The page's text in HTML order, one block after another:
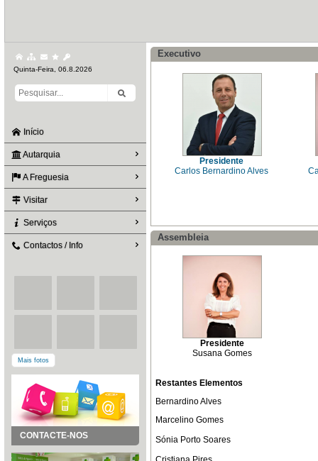
Quinta-Feira, 06.8.2026
Início
Autarquia
A Freguesia
Visitar
Serviços
Contactos / Info
Mais fotos
CONTACTE-NOS
Executivo
Presidente
Carlos Bernardino Alves
Assembleia
Presidente
Susana Gomes
Restantes Elementos
Bernardino Alves
Marcelino Gomes
Sónia Porto Soares